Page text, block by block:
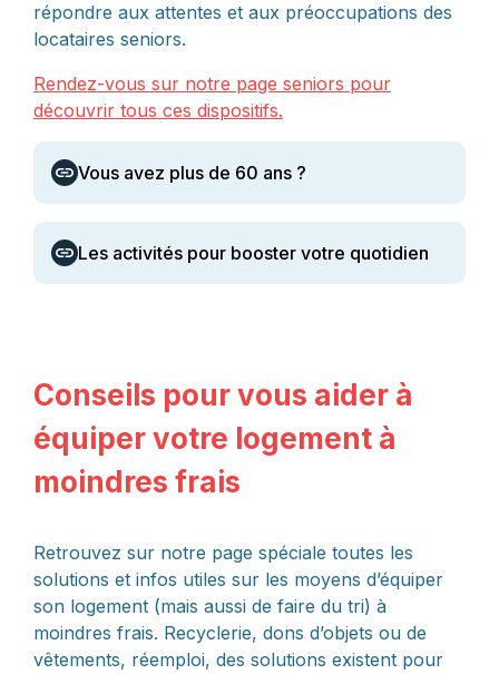
répondre aux attentes et aux préoccupations des
locataires seniors.
Rendez-vous sur notre page seniors pour
découvrir tous ces dispositifs.
Vous avez plus de 60 ans ?
Les activités pour booster votre quotidien
Conseils pour vous aider à
équiper votre logement à
moindres frais
Retrouvez sur notre page spéciale toutes les
solutions et infos utiles sur les moyens d’équiper
son logement (mais aussi de faire du tri) à
moindres frais. Recyclerie, dons d’objets ou de
vêtements, réemploi, des solutions existent pour